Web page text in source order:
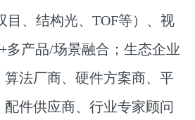
目、结构光、TOF等）、视
产品/场景融合； 生态企业
算法厂商、硬件方案商、平
配件供应商、行业专家顾问